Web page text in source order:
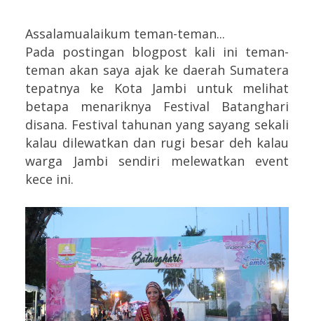
Assalamualaikum teman-teman...
Pada postingan blogpost kali ini teman-
teman akan saya ajak ke daerah Sumatera
tepatnya ke Kota Jambi untuk melihat
betapa menariknya Festival Batanghari
disana. Festival tahunan yang sayang sekali
kalau dilewatkan dan rugi besar deh kalau
warga Jambi sendiri melewatkan event
kece ini.